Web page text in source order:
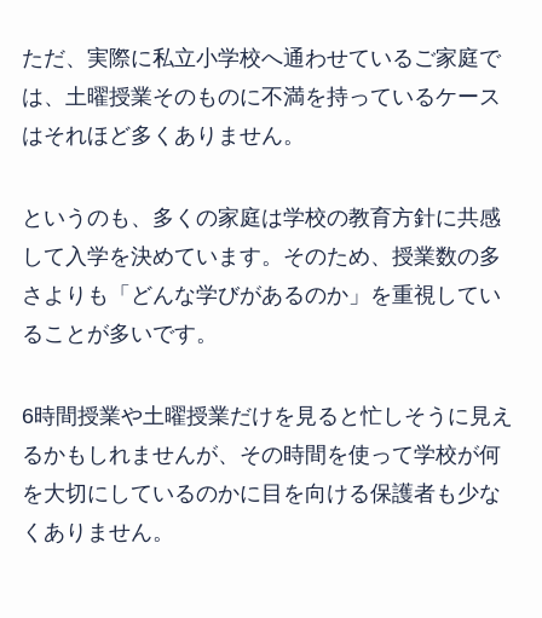
ただ、実際に私立小学校へ通わせているご家庭で
は、土曜授業そのものに不満を持っているケース
はそれほど多くありません。
というのも、多くの家庭は学校の教育方針に共感
して入学を決めています。そのため、授業数の多
さよりも「どんな学びがあるのか」を重視してい
ることが多いです。
6時間授業や土曜授業だけを見ると忙しそうに見え
るかもしれませんが、その時間を使って学校が何
を大切にしているのかに目を向ける保護者も少な
くありません。